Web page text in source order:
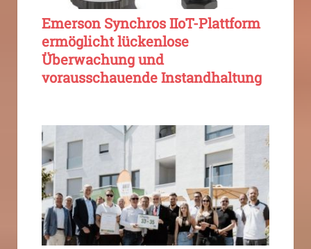
Emerson Synchros IIoT-Plattform
ermöglicht lückenlose
Überwachung und
vorausschauende Instandhaltung